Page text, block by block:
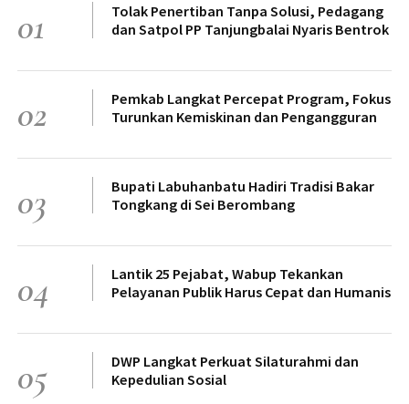
01
Tolak Penertiban Tanpa Solusi, Pedagang
dan Satpol PP Tanjungbalai Nyaris Bentrok
02
Pemkab Langkat Percepat Program, Fokus
Turunkan Kemiskinan dan Pengangguran
03
Bupati Labuhanbatu Hadiri Tradisi Bakar
Tongkang di Sei Berombang
04
Lantik 25 Pejabat, Wabup Tekankan
Pelayanan Publik Harus Cepat dan Humanis
05
DWP Langkat Perkuat Silaturahmi dan
Kepedulian Sosial